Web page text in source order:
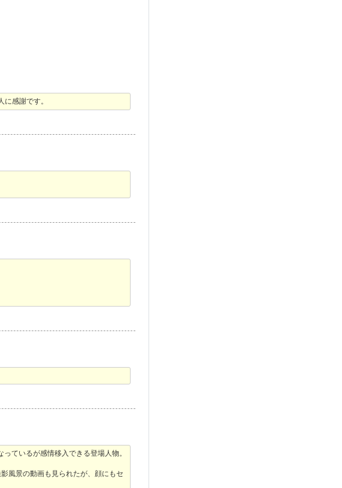
感謝です。
ているが感情移入できる登場人物。
風景の動画も見られたが、顔にもセ